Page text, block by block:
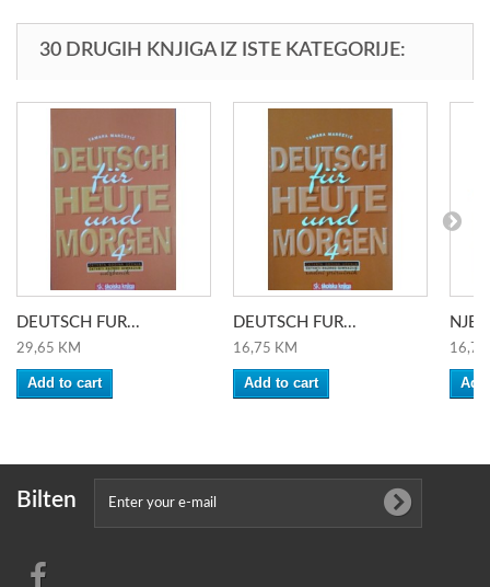
30 DRUGIH KNJIGA IZ ISTE KATEGORIJE:
DEUTSCH FUR...
29,65 KM
Add to cart
DEUTSCH FUR...
16,75 KM
Add to cart
Bilten